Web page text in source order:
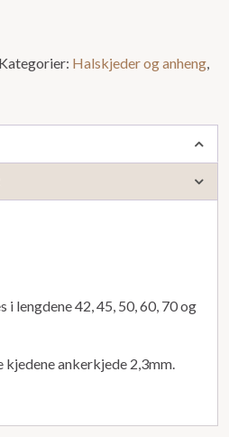
Kategorier: Halskjeder og anheng
i lengdene 42, 45, 50, 60, 70 og
kjedene ankerkjede 2,3mm.